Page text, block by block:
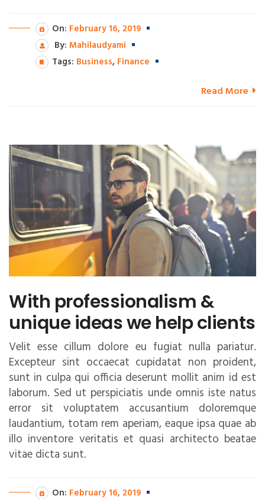
On: February 16, 2019
By: Mahilaudyami
Tags: Business, Finance
Read More
With professionalism &
unique ideas we help clients
Velit esse cillum dolore eu fugiat nulla pariatur.
Excepteur sint occaecat cupidatat non proident,
sunt in culpa qui officia deserunt mollit anim id est
laborum. Sed ut perspiciatis unde omnis iste natus
error sit voluptatem accusantium doloremque
laudantium, totam rem aperiam, eaque ipsa quae ab
illo inventore veritatis et quasi architecto beatae
vitae dicta sunt.
On: February 16, 2019